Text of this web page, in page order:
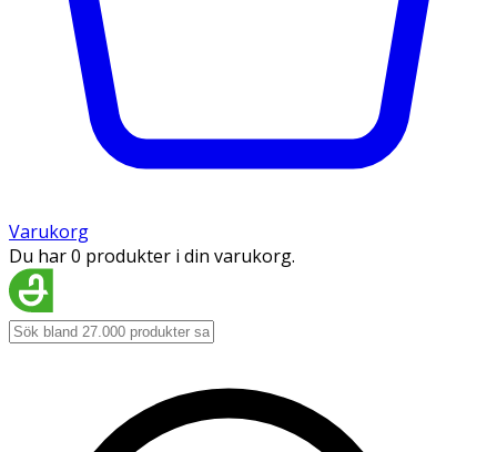
Varukorg
Du har 0 produkter i din varukorg.